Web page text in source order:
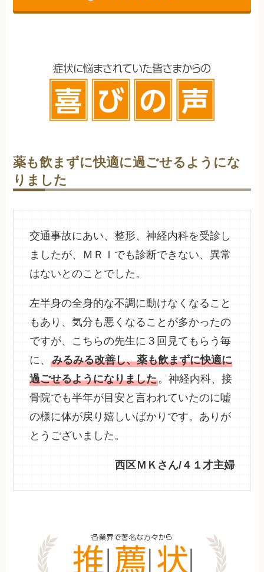
薬も飲まずに快適に過ごせるようにな
りました
交通事故にあい、整形、神経内科を受診し
ましたが、ＭＲＩでも診断できない、異常
はないとのことでした。
左半身の全身的な不調に動けなくなること
もあり、気分も悪くなることが多かったの
ですが、こちらの先生に３回見てもらう毎
に、みるみる改善し、薬も飲まずに快適に
過ごせるようになりました。神経内科、接
骨院でも半年が目安と言われていたのに嘘
の様に体が戻り嬉しいばかりです。ありが
とうございました。
西区ＭＫさん/４１才主婦